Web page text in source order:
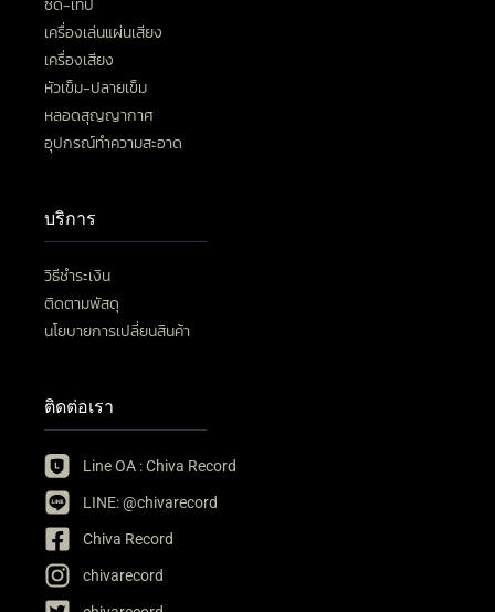
ซีดี-เทป
เครื่องเล่นแผ่นเสียง
เครื่องเสียง
หัวเข็ม-ปลายเข็ม
หลอดสุญญากาศ
อุปกรณ์ทำความสะอาด
บริการ
วิธีชำระเงิน
ติดตามพัสดุ
นโยบายการเปลี่ยนสินค้า
ติดต่อเรา
Line OA : Chiva Record
LINE: @chivarecord
Chiva Record
chivarecord